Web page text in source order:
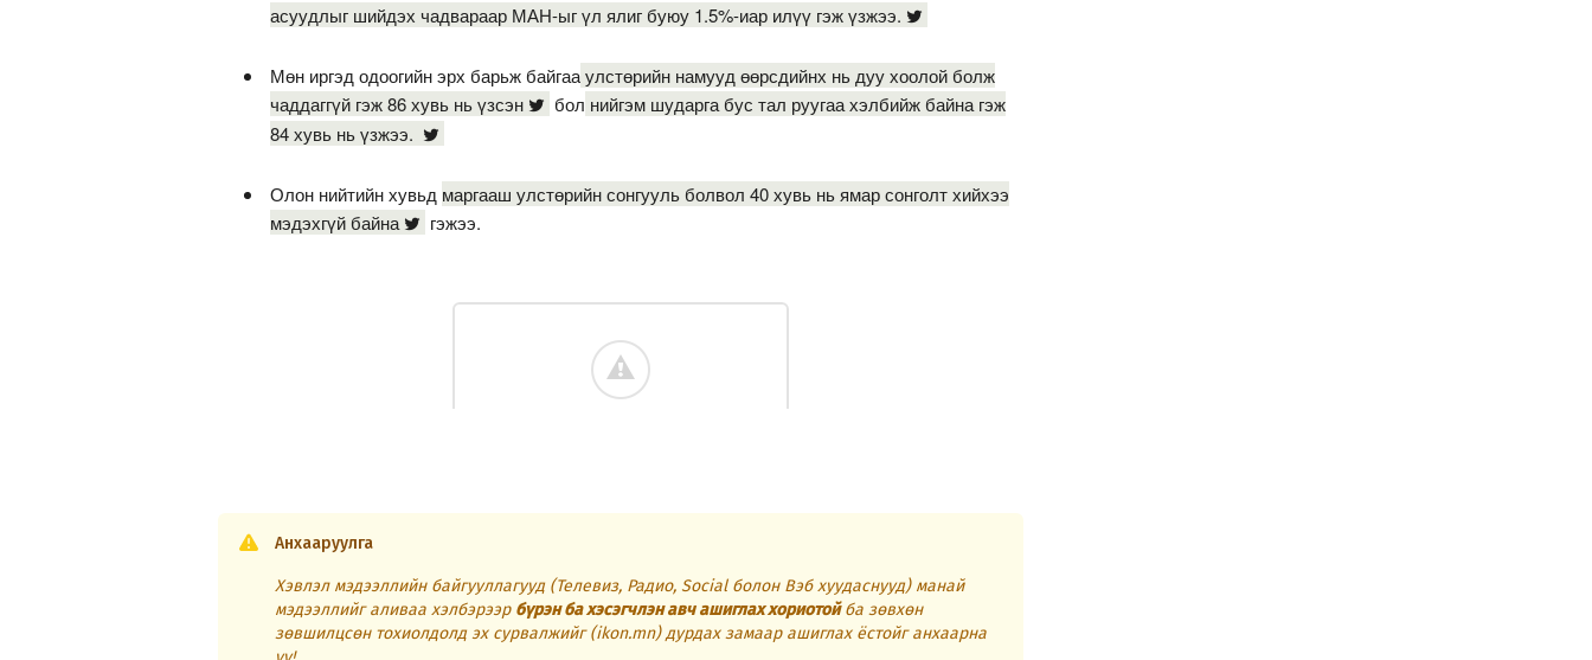
асуудлыг шийдэх чадвараар МАН-ыг үл ялиг буюу 1.5%-иар илүү гэж үзжээ.
Мөн иргэд одоогийн эрх барьж байгааулстөрийн намууд өөрсдийнх нь дуу хоолой болж
чаддаггүй гэж 86 хувь нь үзсэн
бол нийгэм шударга бус тал руугаа хэлбийж байна гэж
84 хувь нь үзжээ.
Олон нийтийн хувьд маргааш улстөрийн сонгууль болвол 40 хувь нь ямар сонголт хийхээ
мэдэхгүй байна
гэжээ.
Анхааруулга
Хэвлэл мэдээллийн байгууллагууд (Телевиз, Радио, Social болон Вэб хуудаснууд) манай
мэдээллийг аливаа хэлбэрээр бүрэн ба хэсэгчлэн авч ашиглах хориотойба зөвхөн
зөвшилцсөн тохиолдолд эх сурвалжийг (ikon.mn) дурдах замаар ашиглах ёстойг анхаарна